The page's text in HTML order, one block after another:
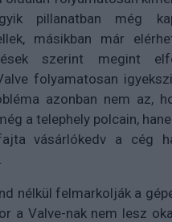
pillanatban még
másikban már
szerint megint
folyamatosan
azonban nem az,
a telephely polcain,
vásárlókedv a cég
nélkül felmarkolják a
a Valve-nak nem lesz